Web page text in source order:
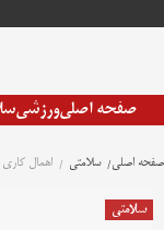
صفحه اصلیورزشی
صفحه اصلی سلامتی اهمال کاری
سلامتی